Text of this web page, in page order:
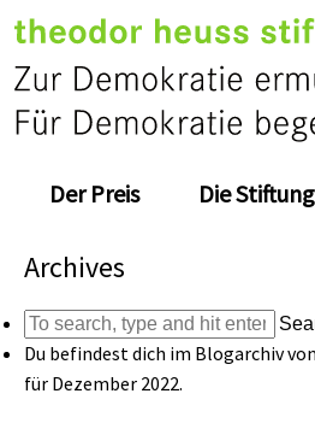
Der Preis Die Stiftung
Archives
Du befindest dich im Blogarchiv von
für Dezember 2022.